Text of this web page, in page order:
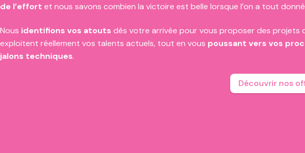
de l’effort et nous savons combien la victoire est belle lorsque l’on a tout
Nous identifions vos atouts dès votre arrivée pour vous proposer des projets
exploitent réellement vos talents actuels, tout en vous poussant vers vos
jalons techniques.
Découvrir nos